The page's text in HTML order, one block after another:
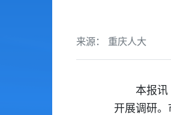
来源： 重庆人大
本报
开展调研。